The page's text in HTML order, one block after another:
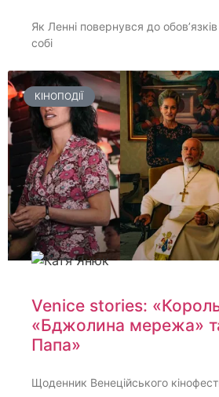
Як Ленні повернувся до
собі
КІНОПОДІЇ
Venice stories:
«Бджолина мережа»
Папа»
Щоденник Венеційського